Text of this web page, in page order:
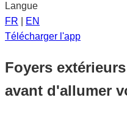
Langue
FR
EN
Télécharger l'app
Foyers
avant d'allumer